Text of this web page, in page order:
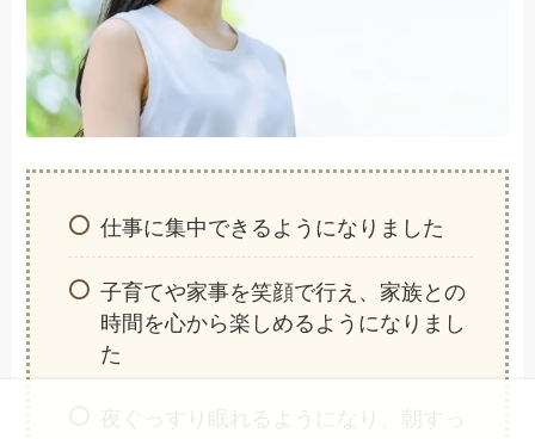
仕事に集中できるようになりました
子育てや家事を笑顔で行え、家族との
時間を心から楽しめるようになりまし
た